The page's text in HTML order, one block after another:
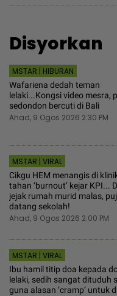
Disyorkan
MSTAR | HIBURAN
Wafariena dedah teman
lelaki...Kongsi video mesra,
sedondon bercuti di Bali
Ahad, 9 Ogos 2026 2:30 PM
MSTAR | VIRAL
Cikgu HEM menangis di
tahan ‘burnout’ kejar KPI...
jejak rumah murid malas,
datang sekolah!
Ahad, 9 Ogos 2026 2:00 PM
MSTAR | VIRAL
Ibu hamil titip doa kepada
lelaki, sedih sangat dituduh
guna alasan ‘cramp’ untuk